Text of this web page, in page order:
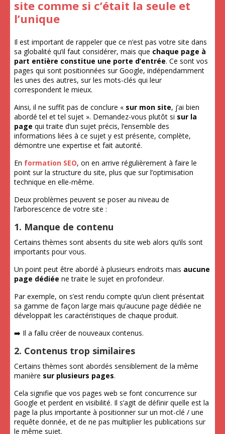
site comme si c’était la seule et
l’unique
Il est important de rappeler que ce n’est pas votre site dans
sa globalité qu’il faut considérer, mais que chaque page à
part entière constitue une porte d’entrée. Ce sont vos
pages qui sont positionnées sur Google, indépendamment
les unes des autres, sur les mots-clés qui leur
correspondent le mieux.
Ainsi, il ne suffit pas de conclure « sur mon site, j’ai bien
abordé tel et tel sujet ». Demandez-vous plutôt si sur la
page qui traite d’un sujet précis, l’ensemble des
informations liées à ce sujet y est présente, complète,
démontre une expertise et fait autorité.
En formation SEO, on en arrive régulièrement à faire le
point sur la structure du site, plus que sur l’optimisation
technique en elle-même.
Deux problèmes peuvent se poser au niveau de
l’arborescence de votre site :
1. Manque de contenu
Certains thèmes sont absents du site web alors qu’ils sont
importants pour vous.
Un point peut être abordé à plusieurs endroits mais aucune
page dédiée ne traite le sujet en profondeur.
Par exemple, on s’est rendu compte qu’un client présentait
sa gamme de façon large mais qu’aucune page dédiée ne
développait les caractéristiques de chaque produit.
➡️ Il a fallu créer de nouveaux contenus.
2. Contenus trop similaires
Certains thèmes sont abordés sensiblement de la même
manière sur plusieurs pages.
Cela signifie que vos pages web se font concurrence sur
Google et perdent en visibilité. Il s’agit de définir quelle est la
page la plus importante à positionner sur un mot-clé / une
requête donnée, et de ne pas multiplier les publications sur
le même sujet.